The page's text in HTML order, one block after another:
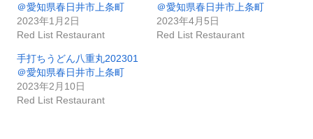
＠愛知県春日井市上条町
2023年1月2日
Red List Restaurant
＠愛知県春日井市上条町
2023年4月5日
Red List Restaurant
手打ちうどん八重丸202301
＠愛知県春日井市上条町
2023年2月10日
Red List Restaurant